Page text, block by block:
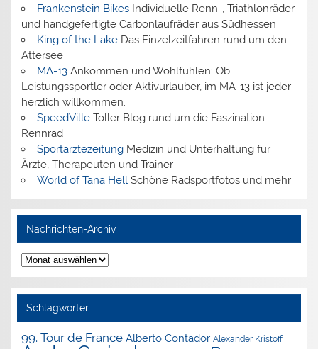
Frankenstein BikesIndividuelle Renn-, Triathlonräder
und handgefertigte Carbonlaufräder aus Südhessen
King of the LakeDas Einzelzeitfahren rund um den
Attersee
MA-13Ankommen und Wohlfühlen: Ob
Leistungssportler oder Aktivurlauber, im MA-13 ist jeder
herzlich willkommen.
SpeedVilleToller Blog rund um die Faszination
Rennrad
SportärztezeitungMedizin und Unterhaltung für
Ärzte, Therapeuten und Trainer
World of Tana HellSchöne Radsportfotos und mehr
Nachrichten-Archiv
Nachrichten-
Archiv
Schlagwörter
99. Tour de France Alberto Contador Alexander Kristoff